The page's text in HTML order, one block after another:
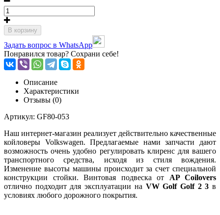
В корзину
Задать вопрос в WhatsApp
Понравился товар? Сохрани себе!
Описание
Характеристики
Отзывы (0)
Артикул: GF80-053
Наш интернет-магазин реализует действительно качественные
койловеры Volkswagen. Предлагаемые нами запчасти дают
возможность очень удобно регулировать клиренс для вашего
транспортного средства, исходя из стиля вождения.
Изменение высоты машины происходит за счет специальной
конструкции стойки. Винтовая подвеска от AP Coilovers
отлично подходит для эксплуатации на VW Golf Golf 2 3 в
условиях любого дорожного покрытия.